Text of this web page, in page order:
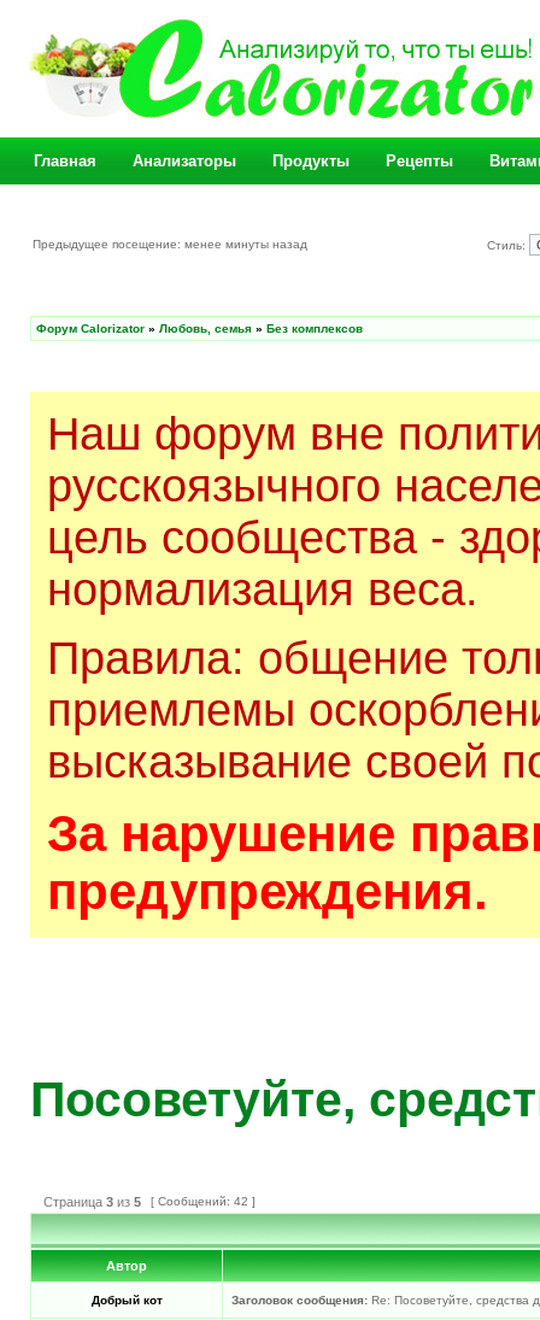
Главная Анализаторы Продукты Рецепты
Предыдущее посещение: менее минуты назад Стиль:
Форум Calorizator » Любовь, семья » Без комплексов
Наш форум вне
русскоязычного
цель сообщества -
нормализация веса.
Правила: общение
приемлемы
высказывание своей
За нарушение
предупреждения.
Посоветуйте,
Страница 3 из 5 [ Сообщений: 42 ]
Автор
Добрый кот Заголовок сообщения: Re: Посоветуйте, средства